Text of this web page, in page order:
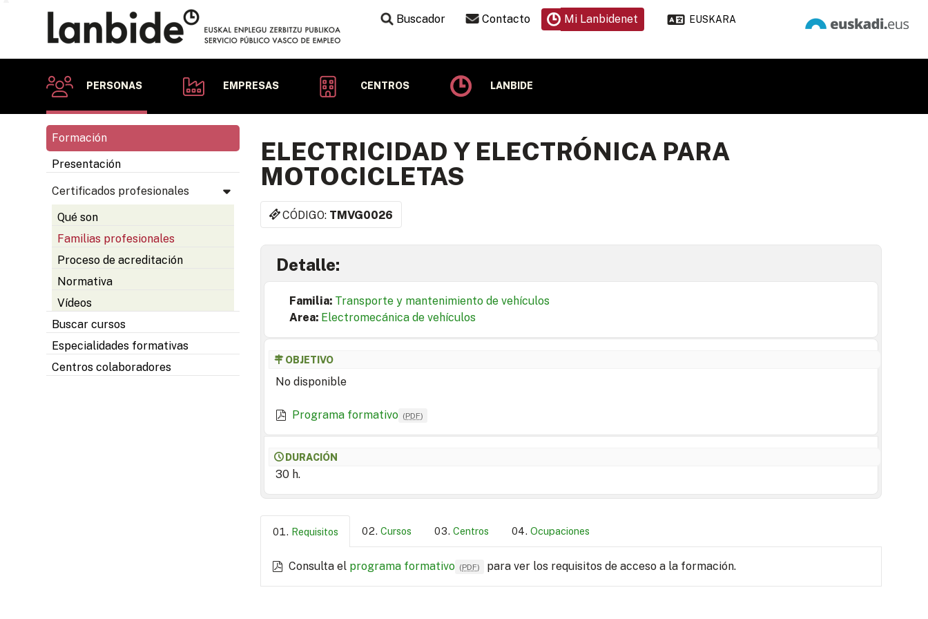
Buscador Contacto Mi Lanbidenet EUSKARA
PERSONAS EMPRESAS CENTROS LANBIDE
Formación
Presentación
Certificados profesionales
Qué son
Familias profesionales
Proceso de acreditación
Normativa
Vídeos
Buscar cursos
Especialidades formativas
Centros colaboradores
ELECTRICIDAD Y ELECTRÓNICA PARA
MOTOCICLETAS
CÓDIGO: TMVG0026
Detalle:
Familia: Transporte y mantenimiento de vehículos
Area: Electromecánica de vehículos
OBJETIVO
No disponible
Programa formativo (PDF)
DURACIÓN
30 h.
Requisitos Cursos Centros Ocupaciones
Consulta el programa formativo (PDF) para ver los requisitos de acceso a la formación.